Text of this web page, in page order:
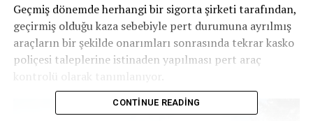
Geçmiş dönemde herhangi bir sigorta şirketi tarafından,
geçirmiş olduğu kaza sebebiyle pert durumuna ayrılmış
araçların bir şekilde onarımları sonrasında tekrar kasko
poliçesi taleplerine istinaden yapılması pert araç
CONTINUE READING